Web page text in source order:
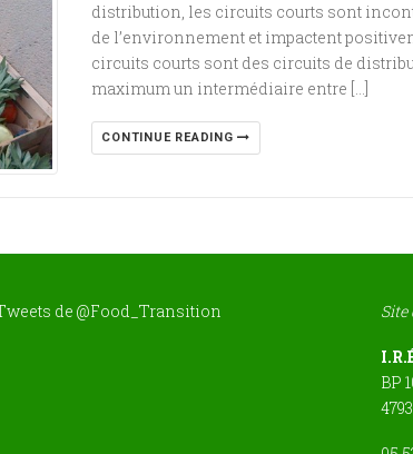
distribution, les circuits courts sont
de l’environnement et impactent
circuits courts sont des circuits de
maximum un intermédiaire entre […]
CONTINUE READING
de @Food_Transition Site
BP